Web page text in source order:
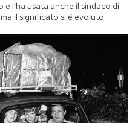
e l'ha usata anche il sindaco di
il significato si è evoluto